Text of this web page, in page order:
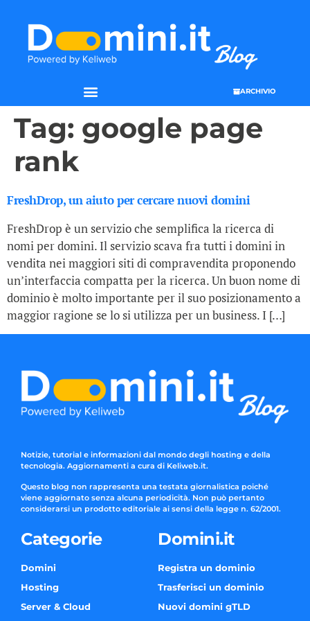
ARCHIVIO
Tag: google page
rank
FreshDrop, un aiuto per cercare nuovi domini
FreshDrop è un servizio che semplifica la ricerca di
nomi per domini. Il servizio scava fra tutti i domini in
vendita nei maggiori siti di compravendita proponendo
un’interfaccia compatta per la ricerca. Un buon nome di
dominio è molto importante per il suo posizionamento a
maggior ragione se lo si utilizza per un business. I […]
Notizie, tutorial e informazioni dal mondo degli hosting e della
tecnologia. Aggiornamenti a cura di Keliweb.it.
Questo blog non rappresenta una testata giornalistica poiché
viene aggiornato senza alcuna periodicità. Non può pertanto
considerarsi un prodotto editoriale ai sensi della legge n. 62/2001.
Categorie
Domini
Hosting
Server & Cloud
Domini.it
Registra un dominio
Trasferisci un dominio
Nuovi domini gTLD